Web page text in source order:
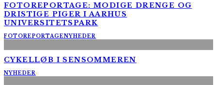
FOTOREPORTAGE: MODIGE DRENGE OG
DRISTIGE PIGER I AARHUS
UNIVERSITETSPARK
FOTOREPORTAGENYHEDER
CYKELLØB I SENSOMMEREN
NYHEDER